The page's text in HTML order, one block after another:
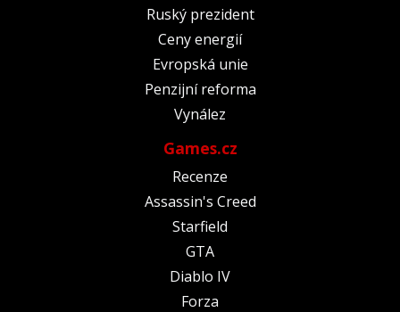
Ruský prezident
Ceny energií
Evropská unie
Penzijní reforma
Vynález
Games.cz
Recenze
Assassin's Creed
Starfield
GTA
Diablo IV
Forza